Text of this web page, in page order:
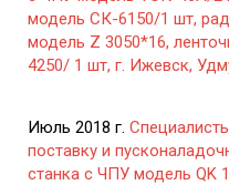
модель СК-6150/1 шт,
модель Z 3050*16,
4250/ 1 шт, г. Ижевск,
Июль 2018 г.
поставку и
станка с ЧПУ модель QK